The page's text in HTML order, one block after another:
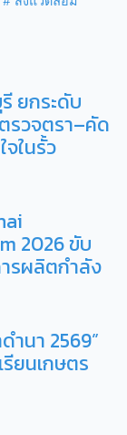
ยกระดับ
รวจตรา–คัด
ในรั้ว
2026 ขับ
รผลิตกำลัง
นา 2569”
ยนเกษตร